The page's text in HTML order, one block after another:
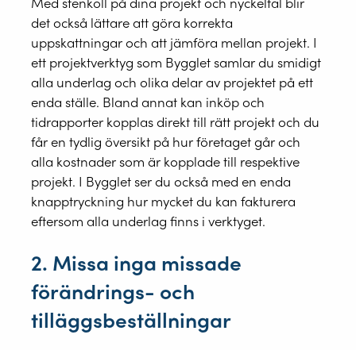
det också lättare att göra korrekta
uppskattningar och att jämföra mellan projekt. I
ett projektverktyg som Bygglet samlar du smidigt
alla underlag och olika delar av projektet på ett
enda ställe. Bland annat kan inköp och
tidrapporter kopplas direkt till rätt projekt och du
får en tydlig översikt på hur företaget går och
alla kostnader som är kopplade till respektive
projekt. I Bygglet ser du också med en enda
knapptryckning hur mycket du kan fakturera
eftersom alla underlag finns i verktyget.
2. Missa inga missade
förändrings- och
tilläggsbeställningar